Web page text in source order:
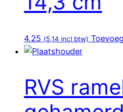
4,25 (5,14 incl btw)
RVS